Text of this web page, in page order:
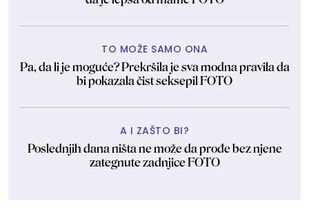
TO MOŽE SAMO ONA
Pa, da li je moguće? Prekršila je sva modna pravila da
bi pokazala čist seksepil FOTO
A I ZAŠTO BI?
Poslednjih dana ništa ne može da prođe bez njene
zategnute zadnjice FOTO